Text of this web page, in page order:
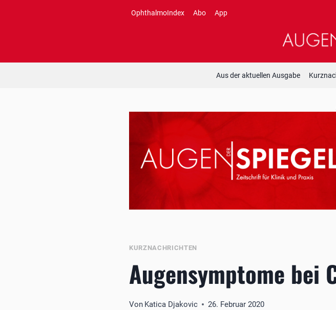
OphthalmoIndex Abo App
Aus der aktuellen Ausgabe
KURZNACHRICHTEN
Augensymptome bei
Von Katica Djakovic 26. Februar 2020